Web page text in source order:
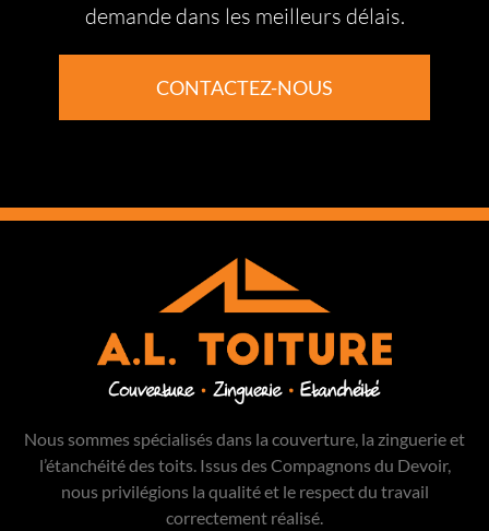
demande dans les meilleurs délais.
CONTACTEZ-NOUS
Nous sommes spécialisés dans la couverture, la zinguerie et
l’étanchéité des toits. Issus des Compagnons du Devoir,
nous privilégions la qualité et le respect du travail
correctement réalisé.